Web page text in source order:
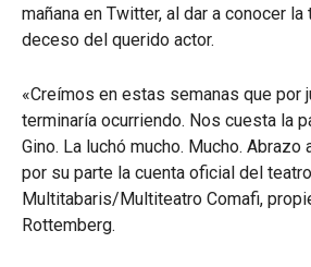
mañana en Twitter, al dar a conocer
deceso del querido actor.
«Creímos en estas semanas que por
terminaría ocurriendo. Nos cuesta la
Gino. La luchó mucho. Mucho. Abrazo
por su parte la cuenta oficial del teatro
Multitabaris/Multiteatro Comafi,
Rottemberg.